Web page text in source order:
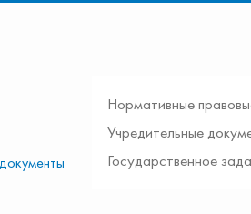
Нормативные
Учредительные
Государственное